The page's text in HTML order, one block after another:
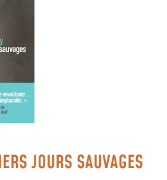
JOURS SAUVAGES